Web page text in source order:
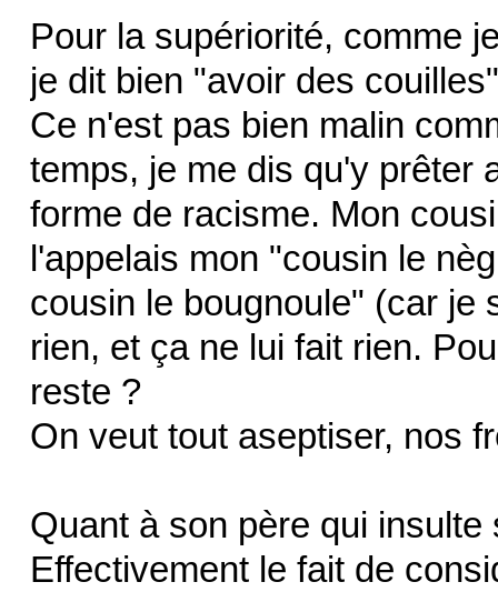
Pour la supériorité, comme
je dit bien "avoir des
Ce n'est pas bien malin
temps, je me dis qu'y prêter
forme de racisme. Mon
l'appelais mon "cousin le
cousin le bougnoule" (car je
rien, et ça ne lui fait rien.
reste ?
On veut tout aseptiser, nos
Quant à son père qui
Effectivement le fait de